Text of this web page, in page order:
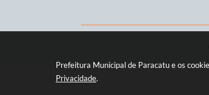
Prefeitura Municipal de Paracatu e os
Privacidade.